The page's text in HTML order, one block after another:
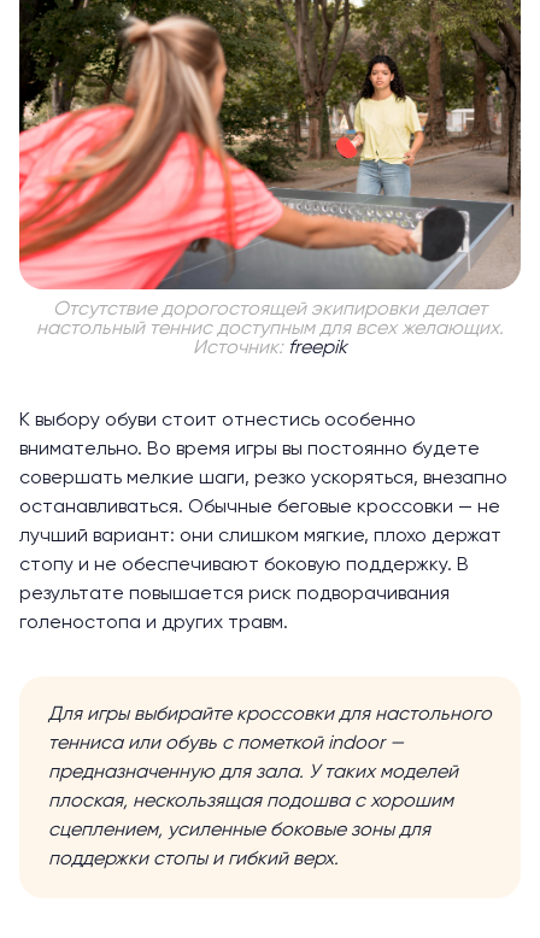
Отсутствие дорогостоящей экипировки делает
настольный теннис доступным для всех желающих.
Источник: freepik
К выбору обуви стоит отнестись особенно
внимательно. Во время игры вы постоянно будете
совершать мелкие шаги, резко ускоряться, внезапно
останавливаться. Обычные беговые кроссовки — не
лучший вариант: они слишком мягкие, плохо держат
стопу и не обеспечивают боковую поддержку. В
результате повышается риск подворачивания
голеностопа и других травм.
Для игры выбирайте кроссовки для настольного
тенниса или обувь с пометкой indoor —
предназначенную для зала. У таких моделей
плоская, нескользящая подошва с хорошим
сцеплением, усиленные боковые зоны для
поддержки стопы и гибкий верх.